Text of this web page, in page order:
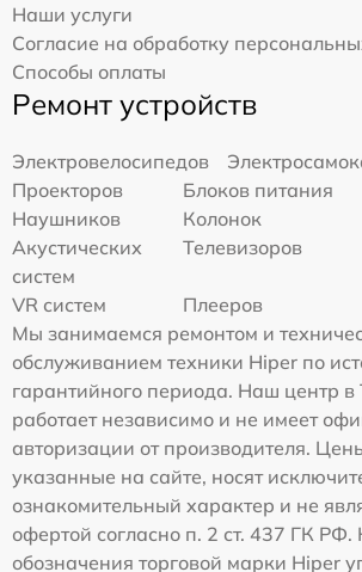
Наши услуги
Согласие на обработку
Способы оплаты
Ремонт устройств
Электровелосипедов
Проекторов
Блоков питания
Наушников
Колонок
Акустических
систем
Телевизоров
VR систем
Плееров
Мы занимаемся ремонтом и
обслуживанием техники Hiper по
гарантийного периода. Наш центр в
работает независимо и не имеет
авторизации от производителя.
указанные на сайте, носят
ознакомительный характер и не
офертой согласно п. 2 ст. 437 ГК РФ.
обозначения торговой марки Hiper